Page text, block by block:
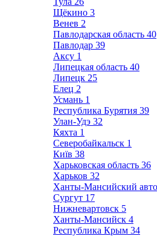
Щёкино 3
Венев 2
Павлодарская область 40
Павлодар 39
Аксу 1
Липецкая область 40
Липецк 25
Елец 2
Усмань 1
Республика Бурятия 39
Улан-Удэ 32
Кяхта 1
Северобайкальск 1
Київ 38
Харьковская область 36
Харьков 32
Ханты-Мансийский
Сургут 17
Нижневартовск 5
Ханты-Мансийск 4
Республика Крым 34